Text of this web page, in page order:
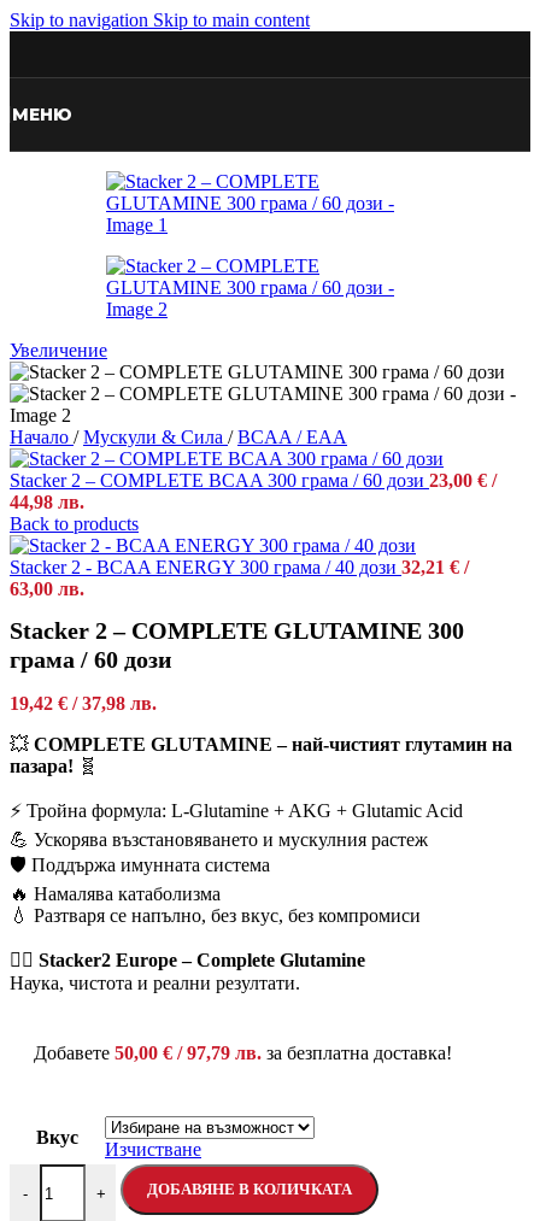
Skip to navigation Skip to main content
МЕНЮ
Увеличение
Начало / Мускули & Сила / BCAA / EAA
Stacker 2 – COMPLETE BCAA 300 грама / 60 дози 23,00 € /
44,98 лв.
Back to products
Stacker 2 - BCAA ENERGY 300 грама / 40 дози 32,21 € /
63,00 лв.
Stacker 2 – COMPLETE GLUTAMINE 300
грама / 60 дози
19,42 € / 37,98 лв.
💥 COMPLETE GLUTAMINE – най-чистият глутамин на
пазара! 🧬
⚡ Тройна формула: L-Glutamine + AKG + Glutamic Acid
💪 Ускорява възстановяването и мускулния растеж
🛡️ Поддържа имунната система
🔥 Намалява катаболизма
💧 Разтваря се напълно, без вкус, без компромиси
🏋️‍♂️ Stacker2 Europe – Complete Glutamine
Наука, чистота и реални резултати.
Добавете 50,00 € / 97,79 лв. за безплатна доставка!
Вкус
Изчистване
-
количество за Stacker 2 – COMPLETE GLUTAMINE 300 грама /
+ ДОБАВЯНЕ В КОЛИЧКАТА